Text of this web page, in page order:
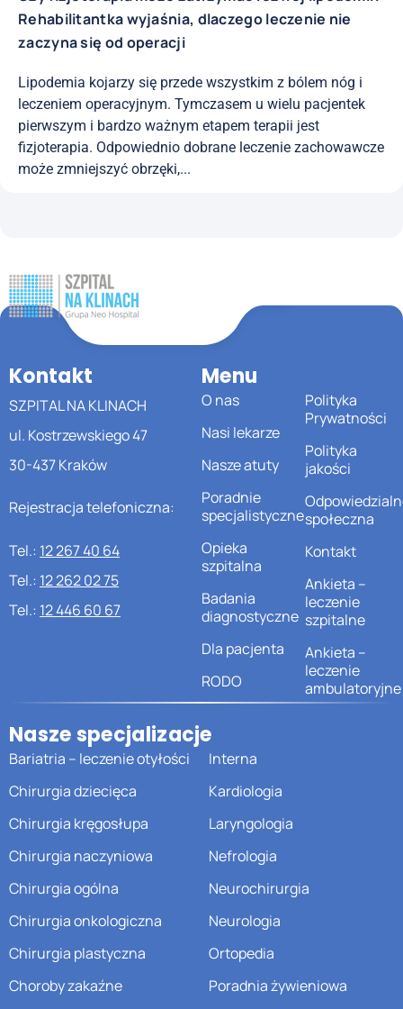
Rehabilitantka wyjaśnia, dlaczego leczenie nie
zaczyna się od operacji
Lipodemia kojarzy się przede wszystkim z bólem nóg i
leczeniem operacyjnym. Tymczasem u wielu pacjentek
pierwszym i bardzo ważnym etapem terapii jest
fizjoterapia. Odpowiednio dobrane leczenie zachowawcze
może zmniejszyć obrzęki,...
Kontakt
SZPITAL NA KLINACH
ul. Kostrzewskiego 47
30-437 Kraków
Rejestracja telefoniczna:
Tel.: 12 267 40 64
Tel.: 12 262 02 75
Tel.: 12 446 60 67
Menu
O nas
Nasi lekarze
Nasze atuty
Poradnie
specjalistyczne
Opieka
szpitalna
Badania
diagnostyczne
Dla pacjenta
RODO
Polityka
Prywatności
Polityka
jakości
społeczna
Kontakt
Ankieta –
leczenie
szpitalne
Ankieta –
leczenie
ambulatoryjne
Nasze specjalizacje
Bariatria – leczenie otyłości
Chirurgia dziecięca
Chirurgia kręgosłupa
Chirurgia naczyniowa
Chirurgia ogólna
Chirurgia onkologiczna
Chirurgia plastyczna
Choroby zakaźne
Interna
Kardiologia
Laryngologia
Nefrologia
Neurochirurgia
Neurologia
Ortopedia
Poradnia żywieniowa